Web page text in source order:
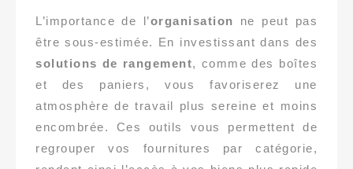
L’importance de l’organisation ne peut pas
être sous-estimée. En investissant dans des
solutions de rangement, comme des boîtes
et des paniers, vous favoriserez une
atmosphère de travail plus sereine et moins
encombrée. Ces outils vous permettent de
regrouper vos fournitures par catégorie,